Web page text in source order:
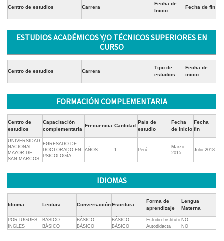
Centro de estudios Carrera
Fecha de
Inicio
Fecha de fin
ESTUDIOS ACADÉMICOS Y/O TÉCNICOS SUPERIORES EN
CURSO
Centro de estudios Carrera
Tipo de
estudios
Fecha de
inicio
FORMACIÓN COMPLEMENTARIA
Centro de
estudios
Capacitación
complementaria
Frecuencia Cantidad
País de
estudio
Fecha
de inicio
Fecha
fin
UNIVERSIDAD
NACIONAL
MAYOR DE
SAN MARCOS
EGRESADO DE
DOCTORADO EN
PSICOLOGÍA
AÑOS 1 Perú
Marzo
2015
Julio 2018
IDIOMAS
Idioma Lectura ConversaciónEscritura
Forma de
aprendizaje
Lengua
Materna
PORTUGUES BÁSICO BÁSICO BÁSICO Estudio Instituto NO
INGLES
BÁSICO BÁSICO BÁSICO Autodidacta NO